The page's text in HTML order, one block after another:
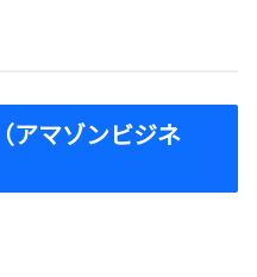
アマゾンビジネ